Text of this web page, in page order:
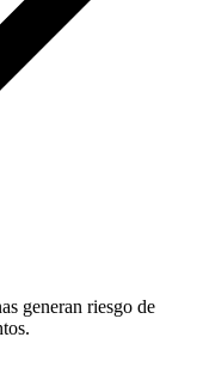
generan riesgo de